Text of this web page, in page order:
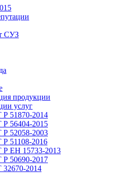
СУЗ
продукции
услуг
51870-2014
56404-2015
52058-2003
51108-2016
ЕН 15733-2013
50690-2017
2014